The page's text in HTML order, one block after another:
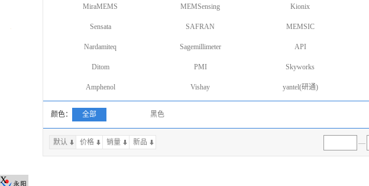
MiraMEMS MEMSensing Kionix
Sensata SAFRAN MEMSIC
Nardamiteq Sagemillimeter API
Ditom PMI Skyworks
Amphenol Vishay yantel(研通)
颜色： 全部 黑色
默认 价格 销量 新品 —
上一页下一页
X